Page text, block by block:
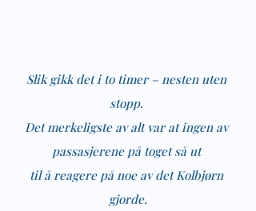
Slik gikk det i to timer – nesten uten
stopp.
Det merkeligste av alt var at ingen av
passasjerene på toget så ut
til å reagere på noe av det Kolbjørn
gjorde.